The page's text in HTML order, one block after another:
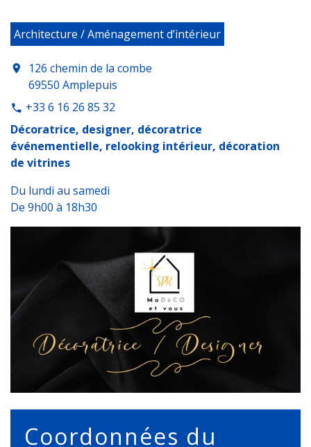
Architecture / Aménagement d’intérieur
location_on
126 chemin de la combe
69550 Amplepuis
phone +33 6 16 26 85 32
Décoratrice, designer, décoratrice
événementielle, relooking intérieur, décoration
de vitrines
Du lundi au samedi
De 9h00 à 18h30
Coordonnées du